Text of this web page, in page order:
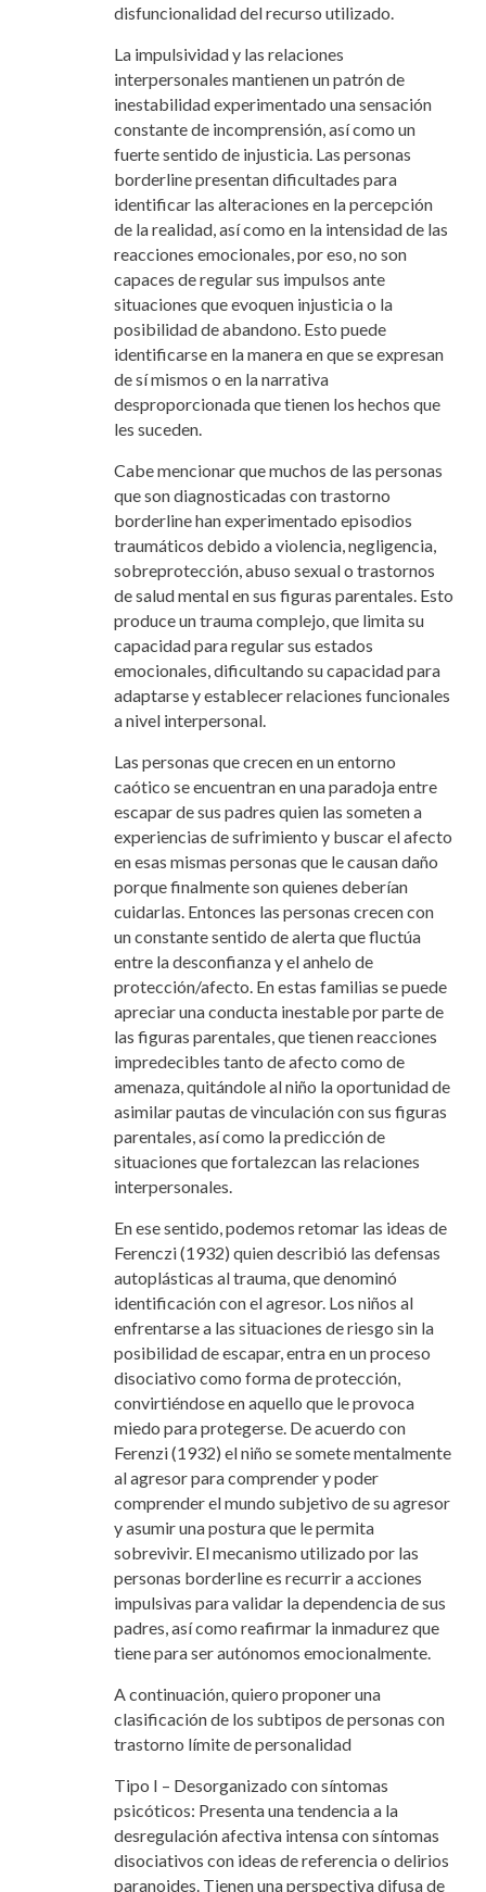
disfuncionalidad del recurso utilizado.
La impulsividad y las relaciones
interpersonales mantienen un patrón de
inestabilidad experimentado una sensación
constante de incomprensión, así como un
fuerte sentido de injusticia. Las personas
borderline presentan dificultades para
identificar las alteraciones en la percepción
de la realidad, así como en la intensidad de las
reacciones emocionales, por eso, no son
capaces de regular sus impulsos ante
situaciones que evoquen injusticia o la
posibilidad de abandono. Esto puede
identificarse en la manera en que se expresan
de sí mismos o en la narrativa
desproporcionada que tienen los hechos que
les suceden.
Cabe mencionar que muchos de las personas
que son diagnosticadas con trastorno
borderline han experimentado episodios
traumáticos debido a violencia, negligencia,
sobreprotección, abuso sexual o trastornos
de salud mental en sus figuras parentales. Esto
produce un trauma complejo, que limita su
capacidad para regular sus estados
emocionales, dificultando su capacidad para
adaptarse y establecer relaciones funcionales
a nivel interpersonal.
Las personas que crecen en un entorno
caótico se encuentran en una paradoja entre
escapar de sus padres quien las someten a
experiencias de sufrimiento y buscar el afecto
en esas mismas personas que le causan daño
porque finalmente son quienes deberían
cuidarlas. Entonces las personas crecen con
un constante sentido de alerta que fluctúa
entre la desconfianza y el anhelo de
protección/afecto. En estas familias se puede
apreciar una conducta inestable por parte de
las figuras parentales, que tienen reacciones
impredecibles tanto de afecto como de
amenaza, quitándole al niño la oportunidad de
asimilar pautas de vinculación con sus figuras
parentales, así como la predicción de
situaciones que fortalezcan las relaciones
interpersonales.
En ese sentido, podemos retomar las ideas de
Ferenczi (1932) quien describió las defensas
autoplásticas al trauma, que denominó
identificación con el agresor. Los niños al
enfrentarse a las situaciones de riesgo sin la
posibilidad de escapar, entra en un proceso
disociativo como forma de protección,
convirtiéndose en aquello que le provoca
miedo para protegerse. De acuerdo con
Ferenzi (1932) el niño se somete mentalmente
al agresor para comprender y poder
comprender el mundo subjetivo de su agresor
y asumir una postura que le permita
sobrevivir. El mecanismo utilizado por las
personas borderline es recurrir a acciones
impulsivas para validar la dependencia de sus
padres, así como reafirmar la inmadurez que
tiene para ser autónomos emocionalmente.
A continuación, quiero proponer una
clasificación de los subtipos de personas con
trastorno límite de personalidad
Tipo I – Desorganizado con síntomas
psicóticos: Presenta una tendencia a la
desregulación afectiva intensa con síntomas
disociativos con ideas de referencia o delirios
paranoides. Tienen una perspectiva difusa de